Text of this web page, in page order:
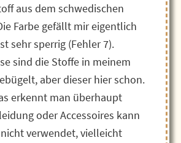
aus dem schwedischen
Farbe gefällt mir eigentlich
sehr sperrig (Fehler 7).
sind die Stoffe in meinem
aber dieser hier schon.
erkennt man überhaupt
oder Accessoires kann
verwendet, vielleicht